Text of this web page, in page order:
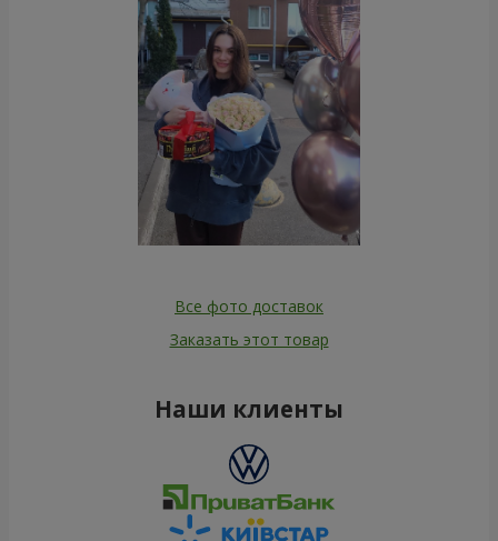
Все фото доставок
Заказать этот товар
Наши клиенты